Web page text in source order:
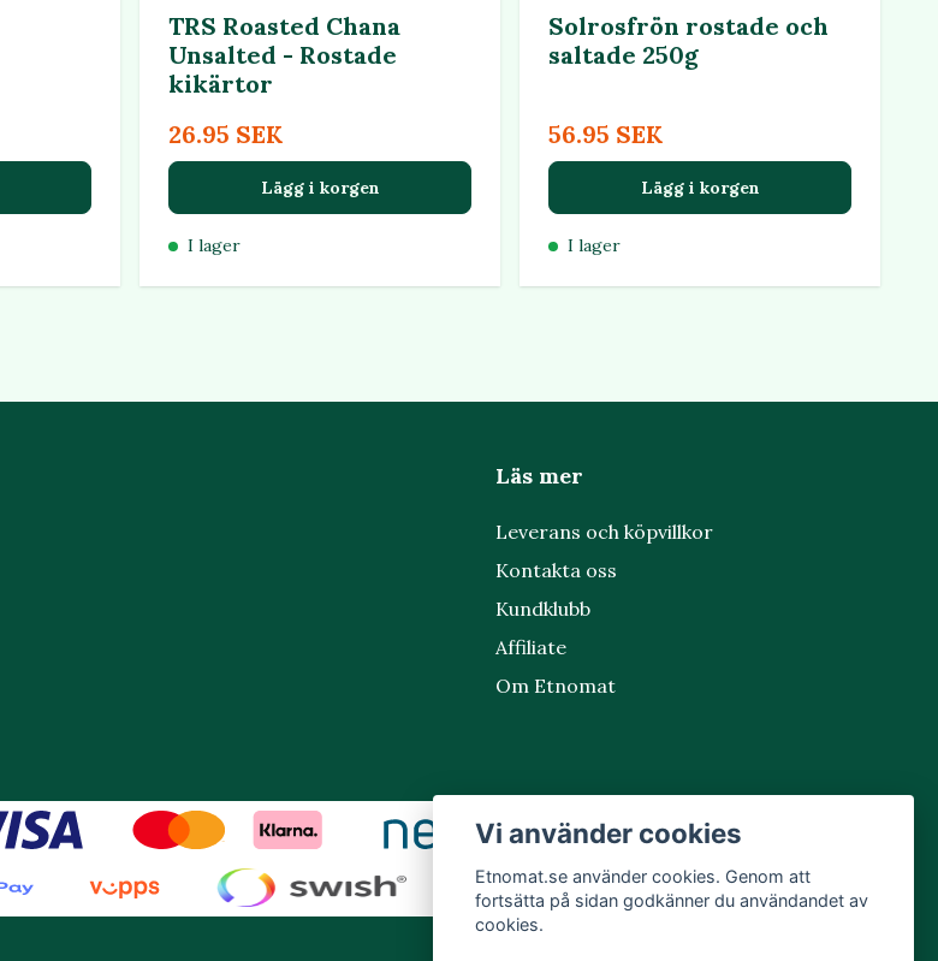
TRS Roasted Chana
Unsalted - Rostade
kikärtor
26.95 SEK
Lägg i korgen
I lager
Solrosfrön rostade och
saltade 250g
56.95 SEK
Lägg i korgen
I lager
Läs mer
Leverans och köpvillkor
Kontakta oss
Kundklubb
Affiliate
Om Etnomat
Vi använder cookies
Etnomat.se använder cookies. Genom att
fortsätta på sidan godkänner du användandet av
cookies.